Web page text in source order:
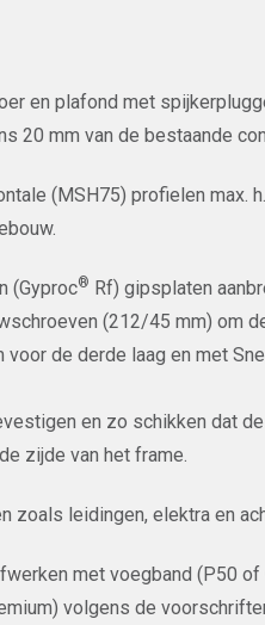
en plafond met
20 mm van de bestaande
(MSH75) profielen max.
(Gyproc® Rf) gipsplaten
(212/45 mm) om
de derde laag en met
en zo schikken dat
zijde van het frame.
leidingen, elektra en
met voegband (P50
volgens de